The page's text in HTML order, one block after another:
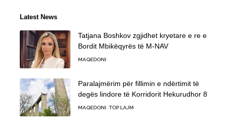
Latest News
Tatjana Boshkov zgjidhet kryetare e re e
Bordit Mbikëqyrës të M-NAV
MAQEDONI
Paralajmërim për fillimin e ndërtimit të
degës lindore të Korridorit Hekurudhor 8
MAQEDONI TOP LAJM